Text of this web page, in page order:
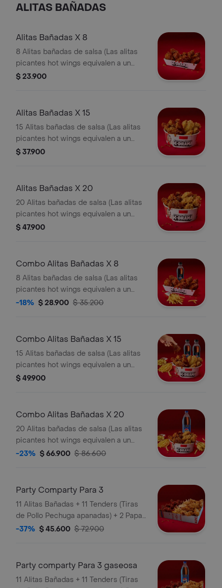
ALITAS BAÑADAS
Alitas Bañadas X 8
8 Alitas bañadas de salsa (Las alitas
picantes hot wings equivalen a un
trozo de ala)
$ 23.900
Alitas Bañadas X 15
15 Alitas bañadas de salsa (Las alitas
picantes hot wings equivalen a un
trozo de ala)
$ 37.900
Alitas Bañadas X 20
20 Alitas bañadas de salsa (Las alitas
picantes hot wings equivalen a un
trozo de ala)
$ 47.900
Combo Alitas Bañadas X 8
8 Alitas bañadas de salsa (Las alitas
picantes hot wings equivalen a un
trozo de ala) + 1 Papa Pequeña + 1
-18% $ 28.900 $ 35.200
Combo Alitas Bañadas X 15
15 Alitas bañadas de salsa (Las alitas
picantes hot wings equivalen a un
trozo de ala) + 2 Papa Pequeña + 2
$ 49.900
Combo Alitas Bañadas X 20
20 Alitas bañadas de salsa (Las alitas
picantes hot wings equivalen a un
trozo de ala) + 3 Papa Pequeña + 1
-23% $ 66.900 $ 86.600
Party Comparty Para 3
11 Alitas Bañadas + 11 Tenders (Tiras
de Pollo Pechuga apanadas) + 2 Papas
Pequeñas + 1 Balde de Salsa 100g
-37% $ 45.600 $ 72.900
Party comparty Para 3 gaseosa
11 Alitas Bañadas + 11 Tenders (Tiras